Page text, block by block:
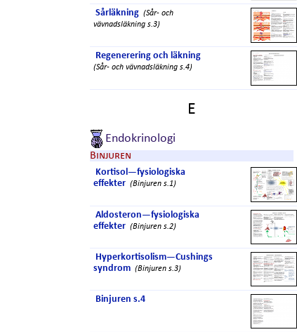
Sårläkning (Sår- och
vävnadsläkning s.3)
Regenerering och läkning
(Sår- och vävnadsläkning s.4)
E
Endokrinologi
Binjuren
Kortisol—fysiologiska
effekter (Binjuren s.1)
Aldosteron—fysiologiska
effekter (Binjuren s.2)
Hyperkortisolism—Cushings
syndrom (Binjuren s.3)
Binjuren s.4